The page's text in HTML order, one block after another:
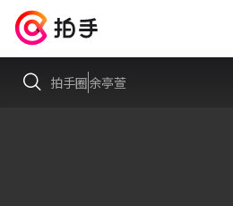
拍手圈余亭萱